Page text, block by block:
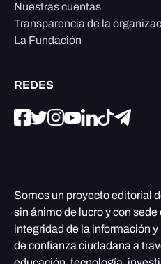
Nuestras cuentas
Transparencia de la
La Fundación
REDES
Somos un proyecto editorial
sin ánimo de lucro y con
integridad de la información
de confianza ciudadana a